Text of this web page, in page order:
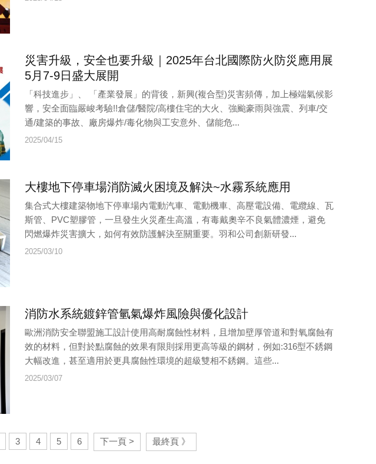
災害升級，安全也要升級｜2025年台北國際防火防災應用展
5月7-9日盛大展開
「科技進步」、 「產業發展」的背後，新興(複合型)災害頻傳，加上極端氣候影
響，安全面臨嚴峻考驗!!倉儲/醫院/高樓住宅的大火、強颱豪雨與強震、列車/交
通/建築的事故、廠房爆炸/毒化物與工安意外、儲能危...
2025/04/15
大樓地下停車場消防滅火困境及解決~水霧系統應用
集合式大樓建築物地下停車場內電動汽車、電動機車、高壓電設備、電纜線、瓦
斯管、PVC塑膠管，一旦發生火災產生高溫，有毒戴奧辛不良氣體濃煙，避免
閃燃爆炸災害擴大，如何有效防護解決至關重要。羽和公司創新研發...
2025/03/10
消防水系統鍍鋅管氫氣爆炸風險與優化設計
歐洲消防安全聯盟施工設計使用高耐腐蝕性材料，且增加壁厚管道和對氧腐蝕有
效的材料，但對於點腐蝕的效果有限則採用更高等級的鋼材，例如:316型不銹鋼
大幅改進，甚至適用於更具腐蝕性環境的超級雙相不銹鋼。這些...
2025/03/07
3 4 5 6 下一頁 > 最終頁 》